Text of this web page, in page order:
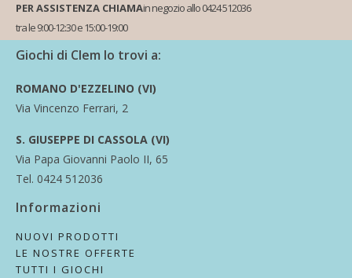
PER ASSISTENZA CHIAMAin negozio allo 0424 512036
tra le 9:00-12:30 e 15:00-19:00
Giochi di Clem lo trovi a:
ROMANO D'EZZELINO (VI)
Via Vincenzo Ferrari, 2
S. GIUSEPPE DI CASSOLA (VI)
Via Papa Giovanni Paolo II, 65
Tel. 0424 512036
Informazioni
NUOVI PRODOTTI
LE NOSTRE OFFERTE
TUTTI I GIOCHI